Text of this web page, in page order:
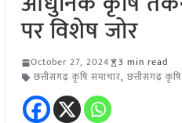
पर विशेष जोर
October 27, 2024
3 min read
छत्तीसगढ़ कृषि समाचार, छत्तीसगढ़